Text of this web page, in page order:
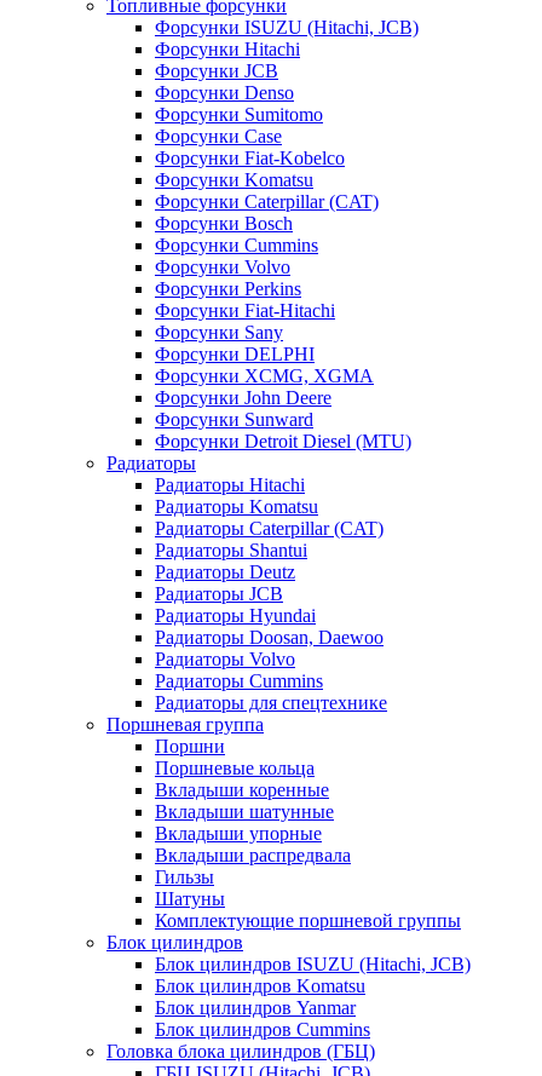
Топливные форсунки
Форсунки ISUZU (Hitachi, JCB)
Форсунки Hitachi
Форсунки JCB
Форсунки Denso
Форсунки Sumitomo
Форсунки Case
Форсунки Fiat-Kobelco
Форсунки Komatsu
Форсунки Caterpillar (CAT)
Форсунки Bosch
Форсунки Cummins
Форсунки Volvo
Форсунки Perkins
Форсунки Fiat-Hitachi
Форсунки Sany
Форсунки DELPHI
Форсунки XCMG, XGMA
Форсунки John Deere
Форсунки Sunward
Форсунки Detroit Diesel (MTU)
Радиаторы
Радиаторы Hitachi
Радиаторы Komatsu
Радиаторы Caterpillar (CAT)
Радиаторы Shantui
Радиаторы Deutz
Радиаторы JCB
Радиаторы Hyundai
Радиаторы Doosan, Daewoo
Радиаторы Volvo
Радиаторы Cummins
Радиаторы для спецтехнике
Поршневая группа
Поршни
Поршневые кольца
Вкладыши коренные
Вкладыши шатунные
Вкладыши упорные
Вкладыши распредвала
Гильзы
Шатуны
Комплектующие поршневой группы
Блок цилиндров
Блок цилиндров ISUZU (Hitachi, JCB)
Блок цилиндров Komatsu
Блок цилиндров Yanmar
Блок цилиндров Cummins
Головка блока цилиндров (ГБЦ)